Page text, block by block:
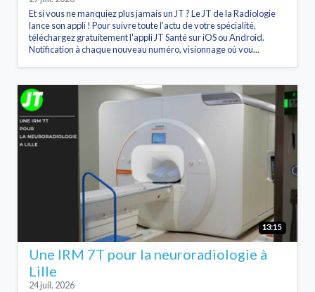
Et si vous ne manquiez plus jamais un JT ? Le JT de la Radiologie
lance son appli ! Pour suivre toute l'actu de votre spécialité,
téléchargez gratuitement l'appli JT Santé sur iOS ou Android.
Notification à chaque nouveau numéro, visionnage où vou...
13:15
Une IRM 7T pour la neuroradiologie à
Lille
24 juil. 2026